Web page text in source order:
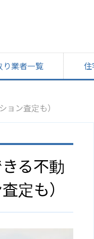
り業者一覧 住
ン査定も）
る不動
定も）